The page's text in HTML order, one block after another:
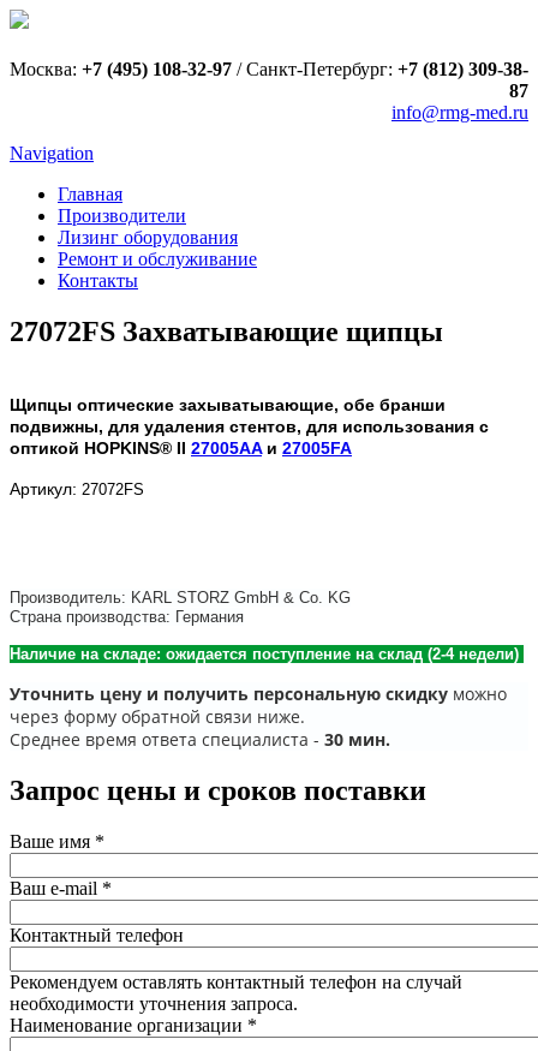
Москва: +7 (495) 108-32-97 / Санкт-Петербург: +7 (812) 309-38-
87
info@rmg-med.ru
Navigation
Главная
Производители
Лизинг оборудования
Ремонт и обслуживание
Контакты
27072FS Захватывающие щипцы
Щипцы оптические захыватывающие, обе бранши
подвижны, для удаления стентов, для использования с
оптикой HOPKINS® II 27005AAи 27005FA
Артикул: 27072FS
Производитель: KARL STORZ GmbH & Co. KG
Страна производства: Германия
Наличие на складе: ожидается поступление на склад (2-4 недели)
Уточнить цену и получить персональную скидку можно
через форму обратной связи ниже.
Среднее время ответа специалиста - 30 мин.
Запрос цены и сроков поставки
Ваше имя *
Ваш e-mail *
Контактный телефон
Рекомендуем оставлять контактный телефон на случай
необходимости уточнения запроса.
Наименование организации *